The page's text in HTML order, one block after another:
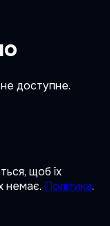
доступне.
щоб їх
немає. Політика.